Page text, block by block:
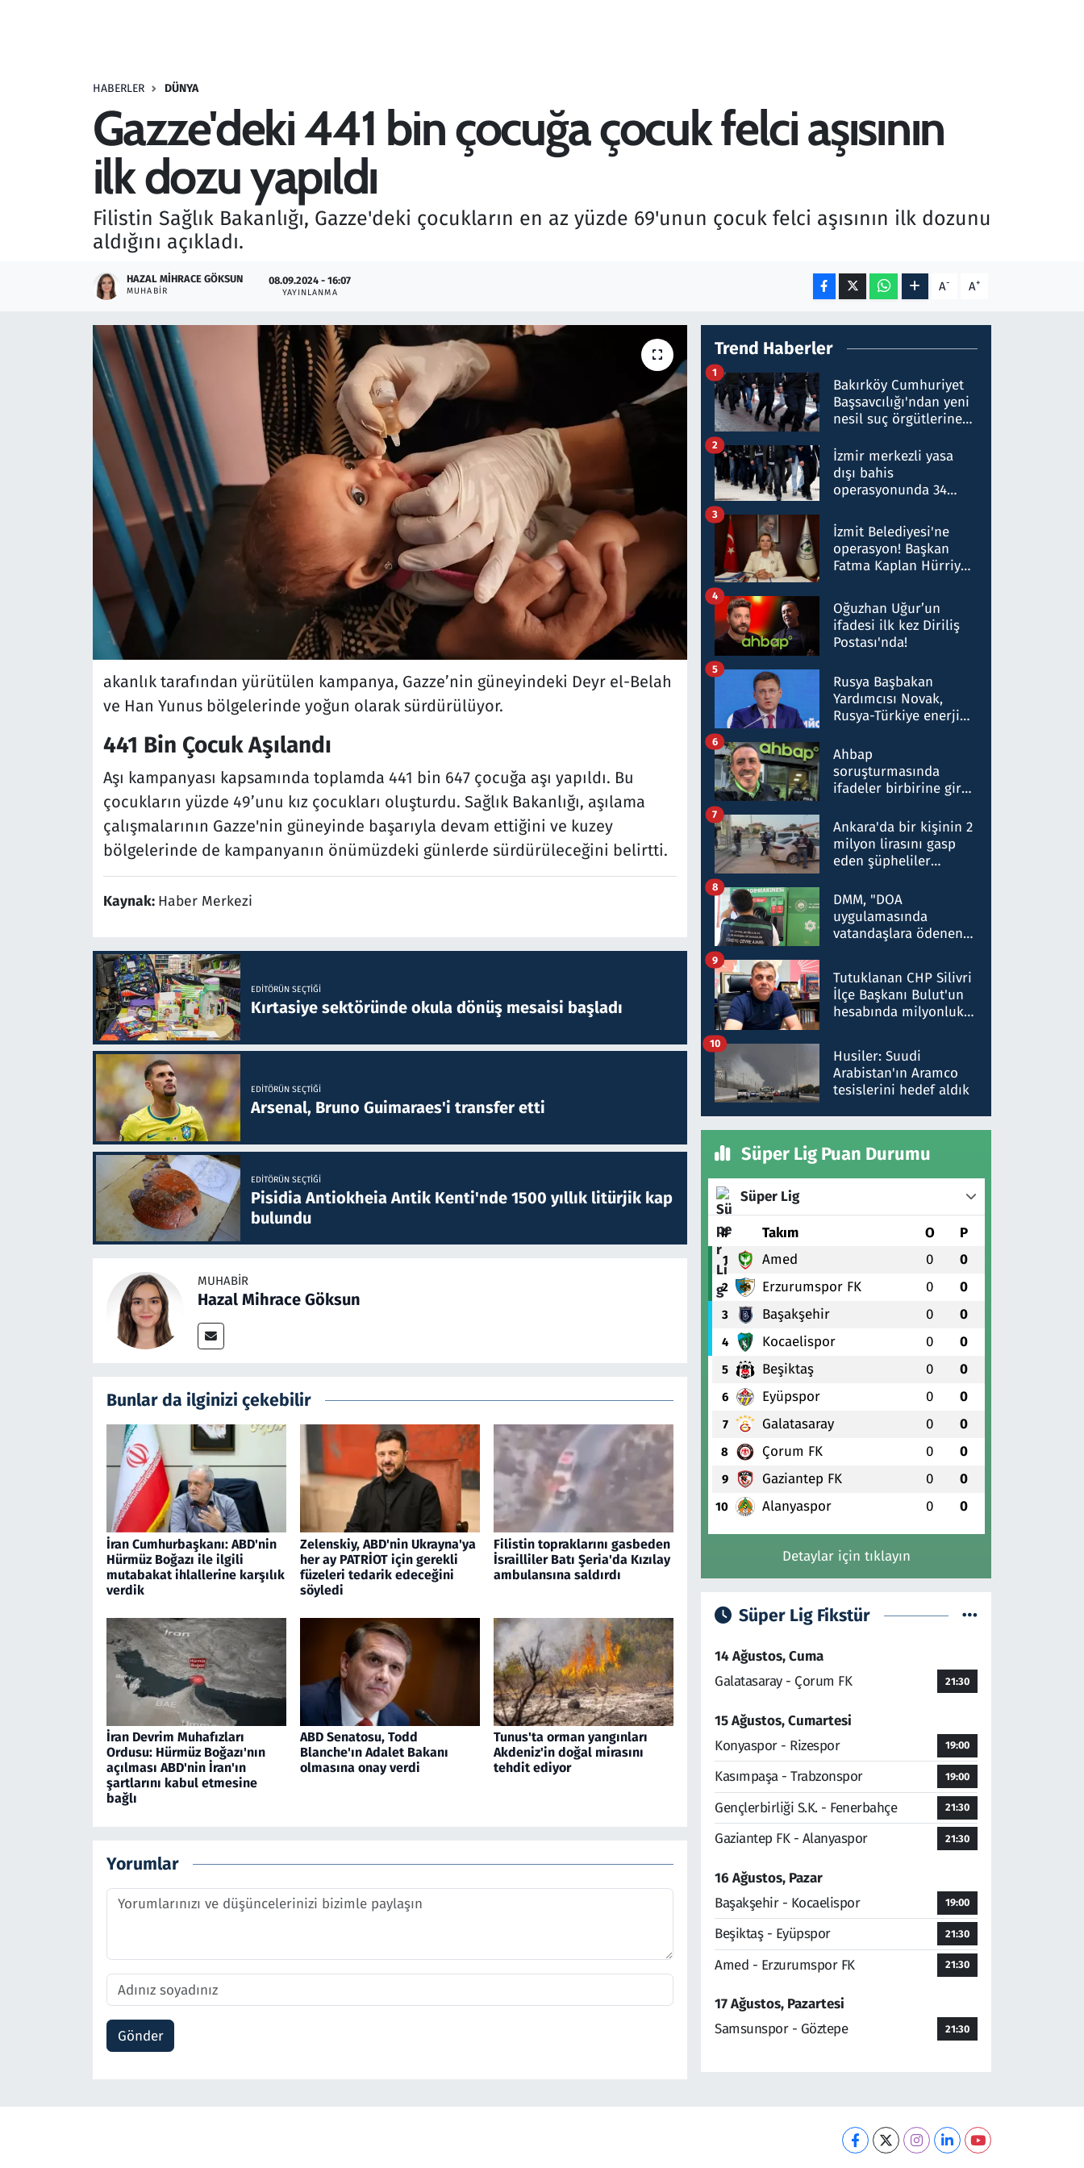
HABERLER DÜNYA
Gazze'deki 441 bin çocuğa çocuk felci aşısının
ilk dozu yapıldı
Filistin Sağlık Bakanlığı, Gazze'deki çocukların en az yüzde 69'unun çocuk felci aşısının ilk dozunu
aldığını açıkladı.
HAZAL MIHRACE GÖKSUN
MUHABIR
08.09.2024 - 16:07
YAYINLANMA A- A+
akanlık tarafından yürütülen kampanya, Gazze’nin güneyindeki Deyr el-Belah
ve Han Yunus bölgelerinde yoğun olarak sürdürülüyor.
441 Bin Çocuk Aşılandı
Aşı kampanyası kapsamında toplamda 441 bin 647 çocuğa aşı yapıldı. Bu
çocukların yüzde 49’unu kız çocukları oluşturdu. Sağlık Bakanlığı, aşılama
çalışmalarının Gazze'nin güneyinde başarıyla devam ettiğini ve kuzey
bölgelerinde de kampanyanın önümüzdeki günlerde sürdürüleceğini belirtti.
Kaynak: Haber Merkezi
EDITÖRÜN SEÇTIĞI
Kırtasiye sektöründe okula dönüş mesaisi başladı
EDITÖRÜN SEÇTIĞI
Arsenal, Bruno Guimaraes'i transfer etti
EDITÖRÜN SEÇTIĞI
Pisidia Antiokheia Antik Kenti'nde 1500 yıllık litürjik kap
bulundu
MUHABIR
Hazal Mihrace Göksun
Bunlar da ilginizi çekebilir
İran Cumhurbaşkanı: ABD'nin
Hürmüz Boğazı ile ilgili
mutabakat ihlallerine karşılık
verdik
Zelenskiy, ABD'nin Ukrayna'ya
her ay PATRİOT için gerekli
füzeleri tedarik edeceğini
söyledi
Filistin topraklarını gasbeden
İsrailliler Batı Şeria'da Kızılay
ambulansına saldırdı
İran Devrim Muhafızları
Ordusu: Hürmüz Boğazı'nın
açılması ABD'nin İran'ın
şartlarını kabul etmesine
bağlı
ABD Senatosu, Todd
Blanche'ın Adalet Bakanı
olmasına onay verdi
Tunus'ta orman yangınları
Akdeniz'in doğal mirasını
tehdit ediyor
Yorumlar
Gönder
Trend Haberler
Bakırköy Cumhuriyet
Başsavcılığı'ndan yeni
nesil suç örgütlerine
hakkında gözaltı kararı
1
İzmir merkezli yasa
dışı bahis
operasyonunda 34
Milyar liralık para
trafiği tespit edildi
2
İzmit Belediyesi'ne
operasyon! Başkan
Fatma Kaplan Hürriyet
3
Oğuzhan Uğur’un
ifadesi ilk kez Diriliş
Postası'nda!
4
Rusya Başbakan
Yardımcısı Novak,
Rusya-Türkiye enerji
nitelikte olduğunu
belirtti
5
Ahbap
soruşturmasında
ifadeler birbirine girdi:
ifadelerinden ortaya
çıkan tablo şok etti
6
Ankara'da bir kişinin 2
milyon lirasını gasp
eden şüpheliler
7
DMM, "DOA
uygulamasında
vatandaşlara ödenen
düşürüldüğü" iddiasını
yalanladı
8
Tutuklanan CHP Silivri
İlçe Başkanı Bulut'un
hesabında milyonluk
talimat verdi, ben
gönderdim
9
Husiler: Suudi
Arabistan'ın Aramco
tesislerini hedef aldık
10
Süper Lig Puan Durumu
Süper Lig
# Takım O P
1 Amed 0 0
2 Erzurumspor FK 0 0
3 Başakşehir 0 0
4 Kocaelispor 0 0
5 Beşiktaş 0 0
6 Eyüpspor 0 0
7 Galatasaray 0 0
8 Çorum FK 0 0
9 Gaziantep FK 0 0
10 Alanyaspor 0 0
Detaylar için tıklayın
Süper Lig Fikstür
14 Ağustos, Cuma
Galatasaray - Çorum FK
21:30
15 Ağustos, Cumartesi
Konyaspor - Rizespor
19:00
Kasımpaşa - Trabzonspor 19:00
Gençlerbirliği S.K. - Fenerbahçe 21:30
Gaziantep FK - Alanyaspor 21:30
16 Ağustos, Pazar
Başakşehir - Kocaelispor
19:00
Beşiktaş - Eyüpspor 21:30
Amed - Erzurumspor FK 21:30
17 Ağustos, Pazartesi
Samsunspor - Göztepe
21:30
Savunma Sanayi
Teknoloji ve Bilim
Televizyon